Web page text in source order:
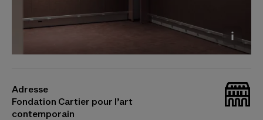
Marcilhacy
_bat
Adresse
Fondation Cartier pour l’art
contemporain